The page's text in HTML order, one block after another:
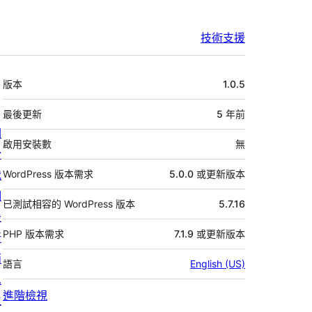
技術支援
中
繼
資
料
版本 1.0.5
最後更新 5 年前
啟用安裝數 無
WordPress 版本需求 5.0.0 或更新版本
已測試相容的 WordPress 版本 5.7.16
PHP 版本需求 7.1.9 或更新版本
語言 English (US)
進階檢視